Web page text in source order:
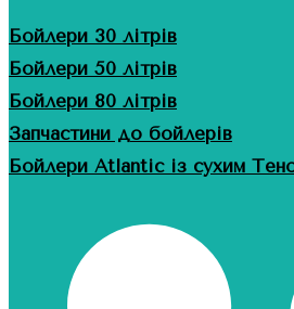
Бойлери 30 літрів
Бойлери 50 літрів
Бойлери 80 літрів
Запчастини до бойлерів
Бойлери Atlantic із сухим